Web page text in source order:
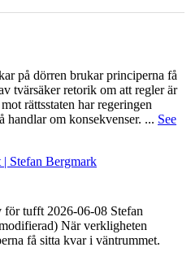
på dörren brukar principerna få
tvärsäker retorik om att regler är
rättsstaten har regeringen
om konsekvenser. ... See
Stefan Bergmark
tufft 2026-06-08 Stefan
När verkligheten
få sitta kvar i väntrummet.